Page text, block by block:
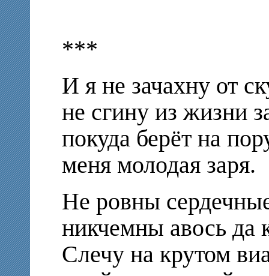
***
И я не зачахну от
не сгину из жизни
покуда берёт на
меня молодая заря.
Не ровны
никчемны авось да
Слечу на крутом